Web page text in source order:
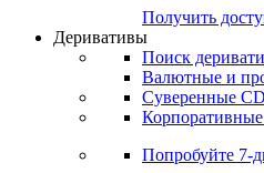
Получить
Деривативы
Поиск
Валютные и
Суверенные
Попробуйте 7-